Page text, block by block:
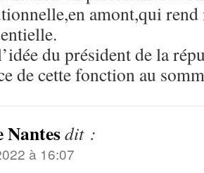
amont,qui
du président de la
de cette fonction au
Nantesdit :
à 16:07